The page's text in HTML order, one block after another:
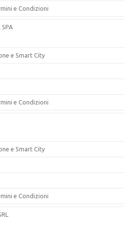
e Condizioni
SPA
e Smart City
e Condizioni
e Smart City
e Condizioni